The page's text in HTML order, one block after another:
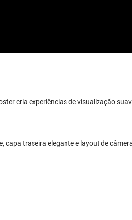
cria experiências de visualização
traseira elegante e layout de